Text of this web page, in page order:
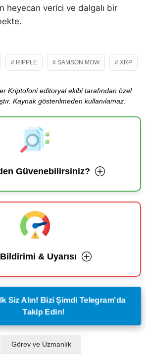
heyecan verici ve dalgalı bir
RIPPLE SAMSON MOW XRP
Kriptofoni editoryal ekibi tarafından özel
Kaynak gösterilmeden kullanılamaz.
Güvenebilirsiniz?
& Uyarısı
Siz Alın! Bizi Şimdi Telegram'da
Takip Edin!
Görev ve Uzmanlık